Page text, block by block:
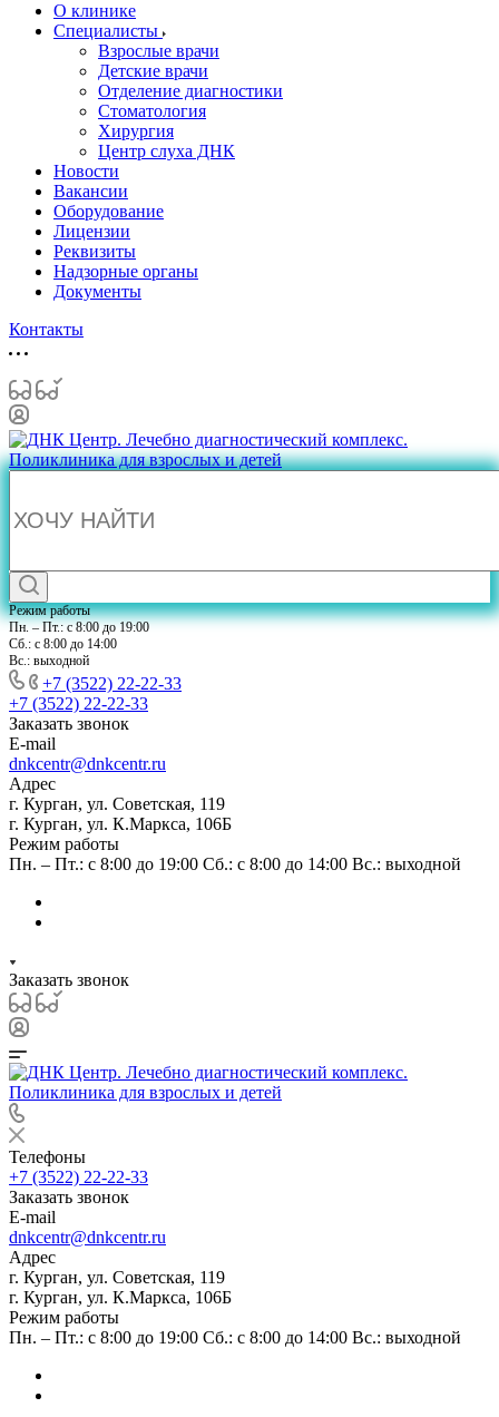
О клинике
Специалисты
Взрослые врачи
Детские врачи
Отделение диагностики
Стоматология
Хирургия
Центр слуха ДНК
Новости
Вакансии
Оборудование
Лицензии
Реквизиты
Надзорные органы
Документы
Контакты
Режим работы
Пн. – Пт.: с 8:00 до 19:00
Сб.: с 8:00 до 14:00
Вс.: выходной
+7 (3522) 22-22-33
+7 (3522) 22-22-33
Заказать звонок
E-mail
dnkcentr@dnkcentr.ru
Адрес
г. Курган, ул. Советская, 119
г. Курган, ул. К.Маркса, 106Б
Режим работы
Пн. – Пт.: с 8:00 до 19:00 Сб.: с 8:00 до 14:00 Вс.: выходной
Заказать звонок
Телефоны
+7 (3522) 22-22-33
Заказать звонок
E-mail
dnkcentr@dnkcentr.ru
Адрес
г. Курган, ул. Советская, 119
г. Курган, ул. К.Маркса, 106Б
Режим работы
Пн. – Пт.: с 8:00 до 19:00 Сб.: с 8:00 до 14:00 Вс.: выходной